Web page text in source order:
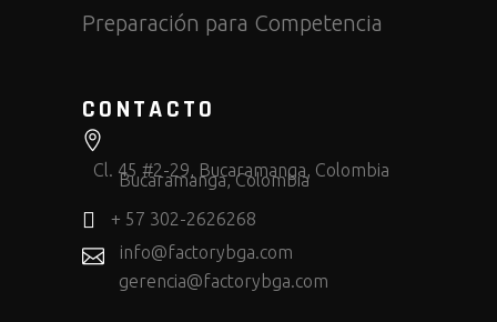
Preparación para Competencia
CONTACTO
Cl. 45 #2-29, Bucaramanga, Colombia
Bucaramanga, Colombia
+ 57 302-2626268
info@factorybga.com
gerencia@factorybga.com